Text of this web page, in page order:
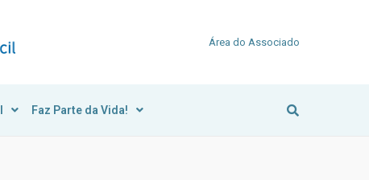
Área do Associado
Faz Parte da Vida!